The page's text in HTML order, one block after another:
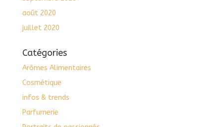
août 2020
juillet 2020
Catégories
Arômes Alimentaires
Cosmétique
infos & trends
Parfumerie